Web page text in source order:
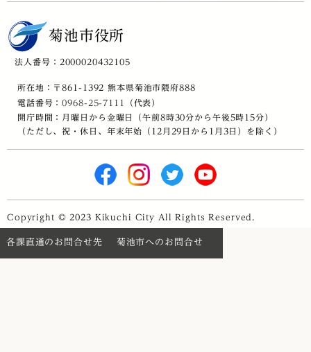
菊池市役所
法人番号：2000020432105
所在地：〒861-1392 熊本県菊池市隈府888
電話番号：0968-25-7111
（代表）
開庁時間：月曜日から金曜日（午前8時30分から午後5時15分）
（ただし、祝・休日、年末年始（12月29日から1月3日）を除く）
Copyright © 2023 Kikuchi City All Rights Reserved.
各課直通のお問合せ先 菊池市へのお問合せ